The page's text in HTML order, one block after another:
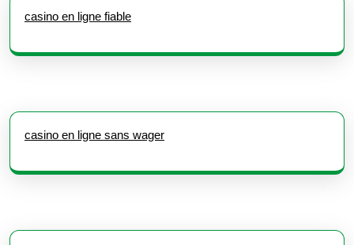
casino en ligne fiable
casino en ligne sans wager